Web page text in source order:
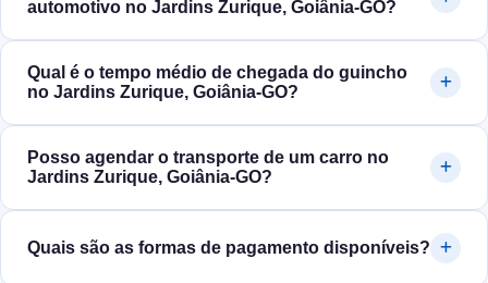
automotivo no Jardins Zurique, Goiânia‑GO?
Qual é o tempo médio de chegada do guincho
no Jardins Zurique, Goiânia‑GO?
Posso agendar o transporte de um carro no
Jardins Zurique, Goiânia‑GO?
Quais são as formas de pagamento disponíveis?